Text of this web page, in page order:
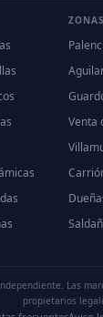
ZONAS
Venta
Las
propietarios